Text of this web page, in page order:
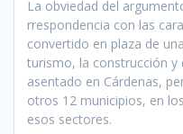
La obviedad del
rrespondencia con las
convertido en plaza de
turismo, la construc­ción
asentado en Cárdenas,
otros 12 mu­nicipios, en
esos sectores.